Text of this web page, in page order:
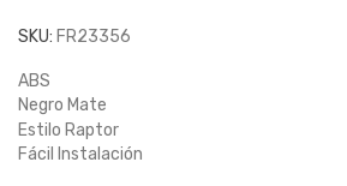
SKU: FR23356
ABS
Negro Mate
Estilo Raptor
Fácil Instalación